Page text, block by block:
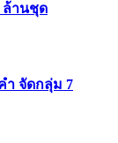
ล้านชุด
ำ จัดกลุ่ม 7